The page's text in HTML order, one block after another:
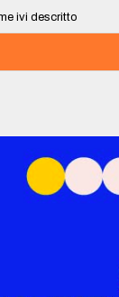
ivi descritto